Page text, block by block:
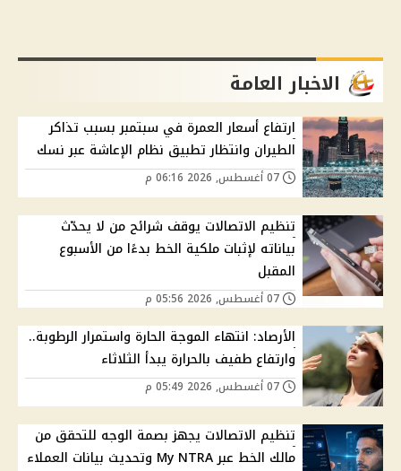
الاخبار العامة
ارتفاع أسعار العمرة في سبتمبر بسبب تذاكر
الطيران وانتظار تطبيق نظام الإعاشة عبر نسك
تنظيم الاتصالات يوقف شرائح من لا يحدّث
بياناته لإثبات ملكية الخط بدءًا من الأسبوع
المقبل
الأرصاد: انتهاء الموجة الحارة واستمرار الرطوبة..
وارتفاع طفيف بالحرارة يبدأ الثلاثاء
تنظيم الاتصالات يجهز بصمة الوجه للتحقق من
مالك الخط عبر My NTRA وتحديث بيانات العملاء